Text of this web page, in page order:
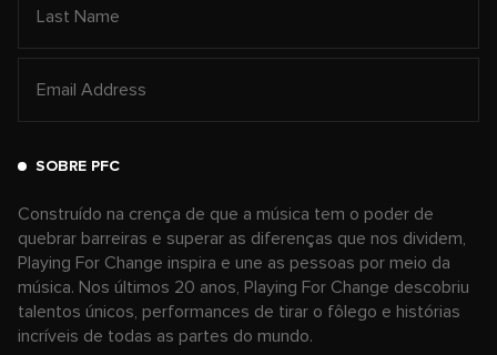
SOBRE PFC
Construído na crença de que a música tem o poder de
quebrar barreiras e superar as diferenças que nos dividem,
Playing For Change inspira e une as pessoas por meio da
música. Nos últimos 20 anos, Playing For Change descobriu
talentos únicos, performances de tirar o fôlego e histórias
incríveis de todas as partes do mundo.